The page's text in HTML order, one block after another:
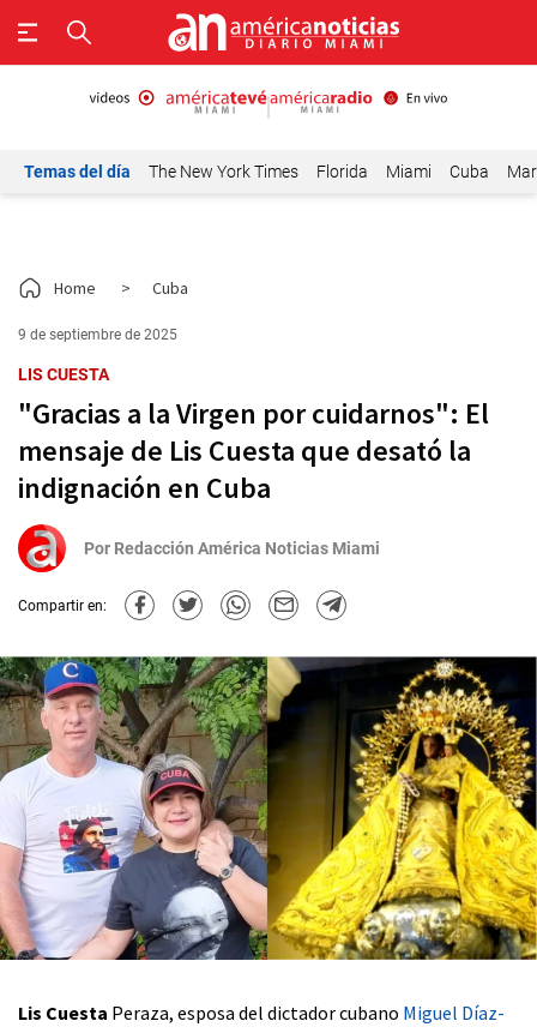
Temas del día The New York Times Florida Miami Cuba
Home > Cuba
9 de septiembre de 2025
LIS CUESTA
"Gracias a la Virgen por cuidarnos": El
mensaje de Lis Cuesta que desató la
indignación en Cuba
Por Redacción América Noticias Miami
Compartir en:
Lis Cuesta Peraza, esposa del dictador cubano Miguel Díaz-